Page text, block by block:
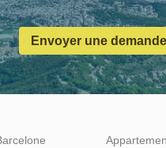
Envoyer une demande